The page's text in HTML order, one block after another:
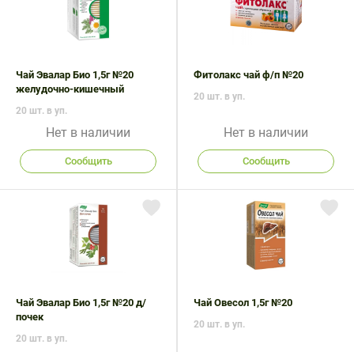
Чай Эвалар Био 1,5г №20
желудочно-кишечный
20 шт. в уп.
Нет в наличии
Сообщить
Фитолакс чай ф/п №20
20 шт. в уп.
Нет в наличии
Сообщить
Чай Эвалар Био 1,5г №20 д/
почек
20 шт. в уп.
Чай Овесол 1,5г №20
20 шт. в уп.